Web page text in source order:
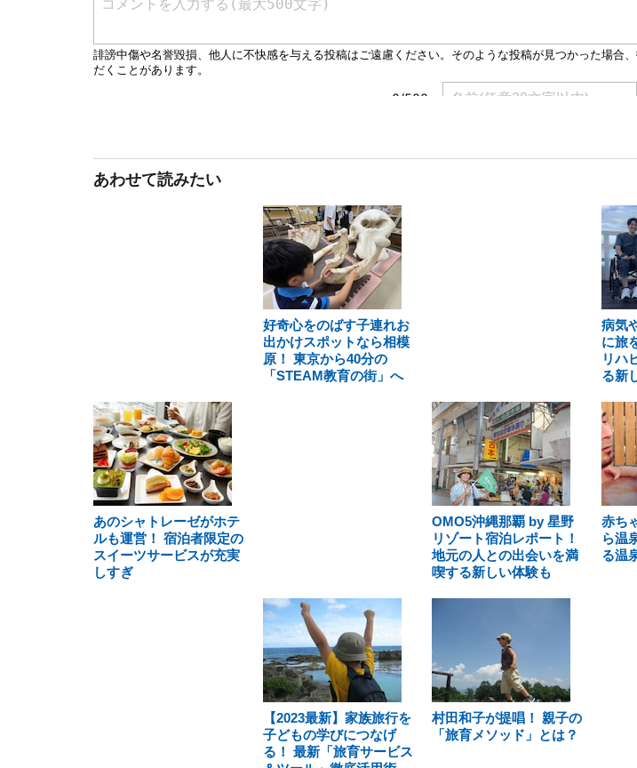
あわせて読みたい
好奇心をのばす子連れお
出かけスポットなら相模
原！ 東京から40分の
「STEAM教育の街」へ
病気
に旅
リハ
る新
あのシャトレーゼがホテ
ルも運営！ 宿泊者限定の
スイーツサービスが充実
しすぎ
OMO5沖縄那覇 by 星野
リゾート宿泊レポート！
地元の人との出会いを満
喫する新しい体験も
赤ち
ら温
る温
【2023最新】家族旅行を
子どもの学びにつなげ
る！ 最新「旅育サービス
村田和子が提唱！ 親子の
「旅育メソッド」とは？